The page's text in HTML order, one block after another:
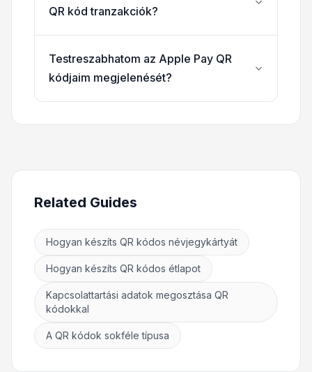
QR kód tranzakciók?
Testreszabhatom az Apple Pay QR
kódjaim megjelenését?
Related Guides
Hogyan készíts QR kódos névjegykártyát
Hogyan készíts QR kódos étlapot
Kapcsolattartási adatok megosztása QR
kódokkal
A QR kódok sokféle típusa